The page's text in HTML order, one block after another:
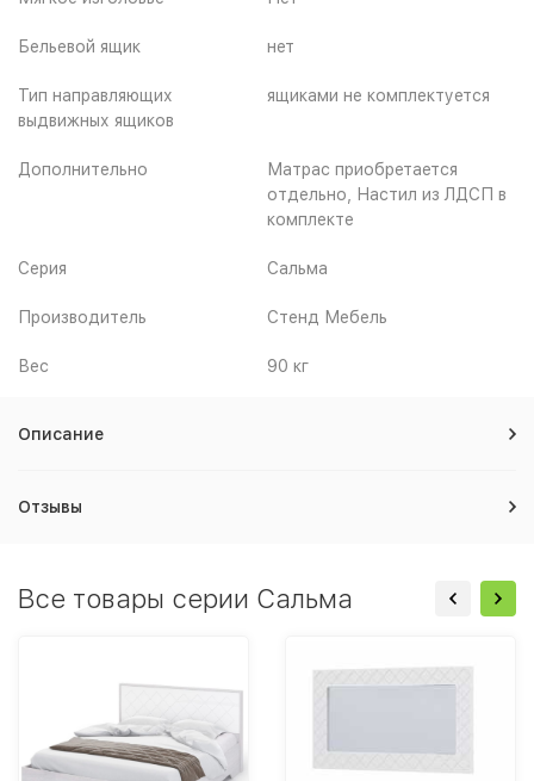
Бельевой ящик нет
Тип направляющих
выдвижных ящиков
ящиками не комплектуется
Дополнительно
Матрас приобретается
отдельно, Настил из ЛДСП в
комплекте
Серия Сальма
Производитель Стенд Мебель
Вес 90 кг
Описание
Отзывы
Все товары серии Сальма